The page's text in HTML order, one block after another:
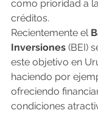
como prioridad a
créditos.
Recientemente el
Inversiones (BEI)
este objetivo en
haciendo por
ofreciendo
condiciones